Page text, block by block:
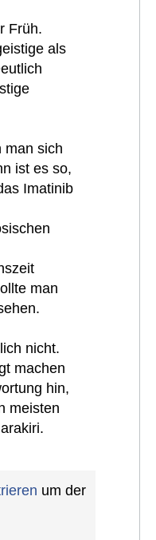
Früh.
als
man sich
ist es so,
Imatinib
man
nicht.
machen
hin,
meisten
um der